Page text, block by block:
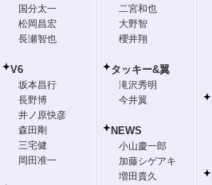
国分太一
松岡昌宏
長瀬智也
V6
坂本昌行
長野博
井ノ原快彦
森田剛
三宅健
岡田准一
二宮和也
大野智
櫻井翔
タッキー&翼
滝沢秀明
今井翼
NEWS
小山慶一郎
加藤シゲアキ
増田貴久